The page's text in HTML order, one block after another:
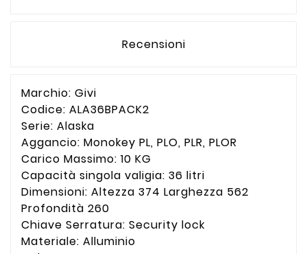
Recensioni
Marchio: Givi
Codice: ALA36BPACK2
Serie: Alaska
Aggancio: Monokey PL, PLO, PLR, PLOR
Carico Massimo: 10 KG
Capacità singola valigia: 36 litri
Dimensioni: Altezza 374 Larghezza 562
Profondità 260
Chiave Serratura: Security lock
Materiale: Alluminio